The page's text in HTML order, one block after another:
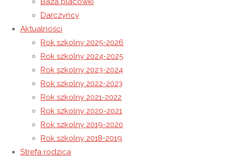
Darczyńcy
Aktualności
Rok szkolny 2025-2026
Rok szkolny 2024-2025
Rok szkolny 2023-2024
Rok szkolny 2022-2023
Rok szkolny 2021-2022
Rok szkolny 2020-2021
Rok szkolny 2019-2020
Rok szkolny 2018-2019
Strefa rodzica
Święty Mikołaj
Ubieranie Choinki
12 grudnia 202312 grudnia 2023